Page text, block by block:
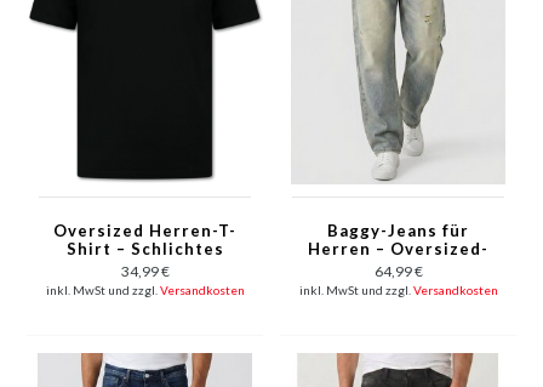
Oversized Herren-T-
Shirt – Schlichtes
Herren-T-Shirt Weiß –
MD6530 – Schwarz
34,99 €
inkl. MwSt und zzgl. Versandkosten
Baggy-Jeans für
Herren – Oversized-
Jeans – Jeans für
Erwachsene –
XSF78523 – Blau
64,99 €
inkl. MwSt und zzgl. Versandkosten